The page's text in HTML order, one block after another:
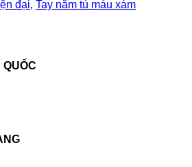
đại, Tay nắm tủ màu xám